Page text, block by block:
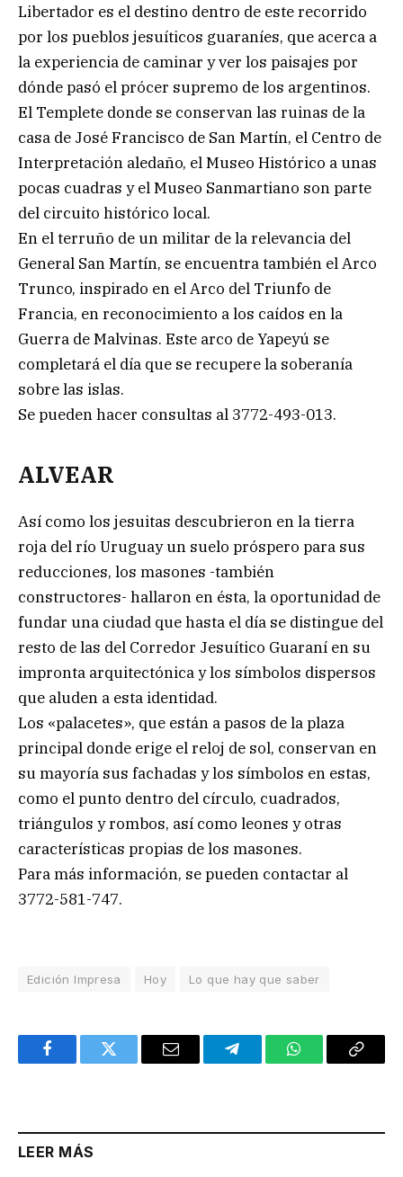
Libertador es el destino dentro de este recorrido
por los pueblos jesuíticos guaraníes, que acerca a
la experiencia de caminar y ver los paisajes por
dónde pasó el prócer supremo de los argentinos.
El Templete donde se conservan las ruinas de la
casa de José Francisco de San Martín, el Centro de
Interpretación aledaño, el Museo Histórico a unas
pocas cuadras y el Museo Sanmartiano son parte
del circuito histórico local.
En el terruño de un militar de la relevancia del
General San Martín, se encuentra también el Arco
Trunco, inspirado en el Arco del Triunfo de
Francia, en reconocimiento a los caídos en la
Guerra de Malvinas. Este arco de Yapeyú se
completará el día que se recupere la soberanía
sobre las islas.
Se pueden hacer consultas al 3772-493-013.
ALVEAR
Así como los jesuitas descubrieron en la tierra
roja del río Uruguay un suelo próspero para sus
reducciones, los masones -también
constructores- hallaron en ésta, la oportunidad de
fundar una ciudad que hasta el día se distingue del
resto de las del Corredor Jesuítico Guaraní en su
impronta arquitectónica y los símbolos dispersos
que aluden a esta identidad.
Los «palacetes», que están a pasos de la plaza
principal donde erige el reloj de sol, conservan en
su mayoría sus fachadas y los símbolos en estas,
como el punto dentro del círculo, cuadrados,
triángulos y rombos, así como leones y otras
características propias de los masones.
Para más información, se pueden contactar al
3772-581-747.
Edición Impresa Hoy Lo que hay que saber
FacebookTwitter Email TelegramWhatsAppCopy
LEER MÁS